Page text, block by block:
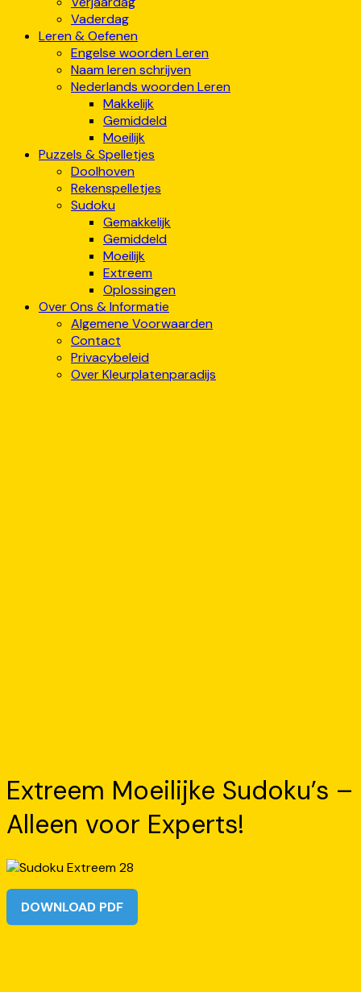
Vaderdag
Leren & Oefenen
Engelse woorden Leren
Naam leren schrijven
Nederlands woorden Leren
Makkelijk
Gemiddeld
Moeilijk
Puzzels & Spelletjes
Doolhoven
Rekenspelletjes
Sudoku
Gemakkelijk
Gemiddeld
Moeilijk
Extreem
Oplossingen
Over Ons & Informatie
Algemene Voorwaarden
Contact
Privacybeleid
Over Kleurplatenparadijs
Extreem Moeilijke Sudoku’s –
Alleen voor Experts!
DOWNLOAD PDF